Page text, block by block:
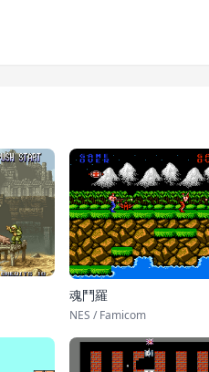
魂鬥羅
NES / Famicom